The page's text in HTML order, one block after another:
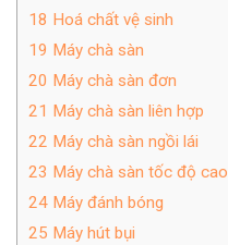
18 Hoá chất vệ sinh
19 Máy chà sàn
20 Máy chà sàn đơn
21 Máy chà sàn liên hợp
22 Máy chà sàn ngồi lái
23 Máy chà sàn tốc độ cao
24 Máy đánh bóng
25 Máy hút bụi